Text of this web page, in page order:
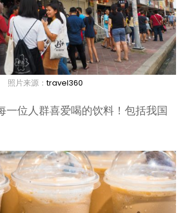
照片来源：travel360
一位人群喜爱喝的饮料！包括我国